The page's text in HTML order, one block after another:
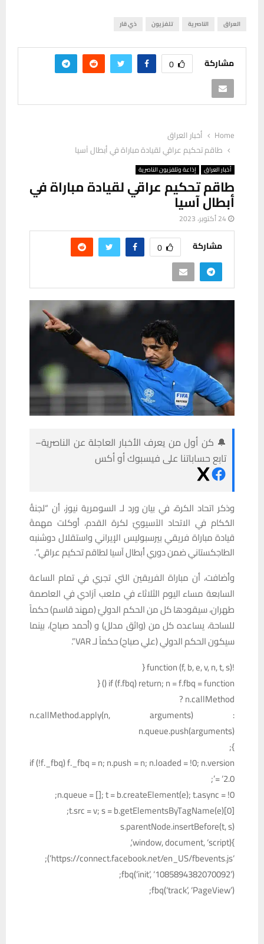
العراق الناصرية تلفزيون ذي قار
مشاركة 0
Home
أخبار العراق
طاقم تحكيم عراقي لقيادة مباراة في أبطال آسيا
أخبار العراق إذاعة وتلفزيون الناصرية
طاقم تحكيم عراقي لقيادة مباراة في
أبطال آسيا
24 أكتوبر، 2023
مشاركة 0
🔔 كن أول من يعرف الأخبار العاجلة عن الناصرية–
تابع حساباتنا على فيسبوك أو أكس
وذكر اتحاد الكرة، في بيان ورد لـ السومرية نيوز، أن “لجنةُ
الحُكام في الاتحاد الآسيويّ لكرة القدم، أوكلت مهمةَ
قيادة مباراة فريقي بيرسبوليس الإيراني واستقلال دوشنبه
الطاجكستاني ضمن دوري أبطال آسيا لطاقم تحكيم عراقي”.
وأضافت، أن مباراة الفريقين التي تجري في تمام الساعة
السابعة مساء اليوم الثلاثاء في ملعب آزادي في العاصمة
طهران، سيقودها كل من الحكم الدوليّ (مهند قاسم) حكماً
للساحة، يساعده كل من (واثق مدلل) و (أحمد صباح)، بينما
سيكون الحكم الدولي (علي صباح) حكماً لـ VAR”.
!function (f, b, e, v, n, t, s) {
if (f.fbq) return; n = f.fbq = function () {
n.callMethod ?
n.callMethod.apply(n, arguments) :
n.queue.push(arguments)
};
if (!f._fbq) f._fbq = n; n.push = n; n.loaded = !0; n.version
= ‘2.0’;
n.queue = []; t = b.createElement(e); t.async = !0;
t.src = v; s = b.getElementsByTagName(e)[0];
s.parentNode.insertBefore(t, s)
}(window, document, ‘script’,
‘https://connect.facebook.net/en_US/fbevents.js’);
fbq(‘init’, ‘1085894382070092’);
fbq(‘track’, ‘PageView’);